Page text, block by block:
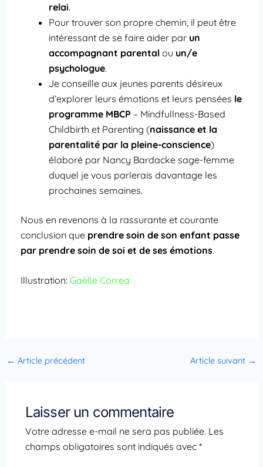
relai.
Pour trouver son propre chemin, il peut être
intéressant de se faire aider par un
accompagnant parentalou un/e
psychologue.
Je conseille aux jeunes parents désireux
d’explorer leurs émotions et leurs pensées le
programme MBCP – Mindfullness-Based
Childbirth et Parenting (naissance et la
parentalité par la pleine-conscience)
élaboré par Nancy Bardacke sage-femme
duquel je vous parlerais davantage les
prochaines semaines.
Nous en revenons à la rassurante et courante
conclusion que prendre soin de son enfant passe
par prendre soin de soi et de ses émotions.
Illustration: Gaëlle Correa
← Article précédent Article suivant →
Laisser un commentaire
Votre adresse e-mail ne sera pas publiée. Les
champs obligatoires sont indiqués avec *